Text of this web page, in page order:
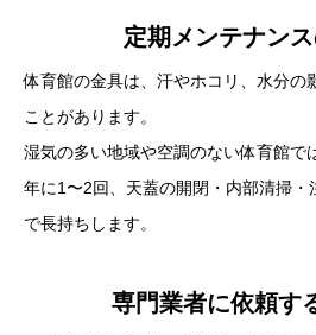
定期メンテナン
体育館の金具は、汗やホコリ、水分の
ことがあります。
湿気の多い地域や空調のない体育館で
年に1〜2回、天蓋の開閉・内部清掃・
で長持ちします。
専門業者に依頼す